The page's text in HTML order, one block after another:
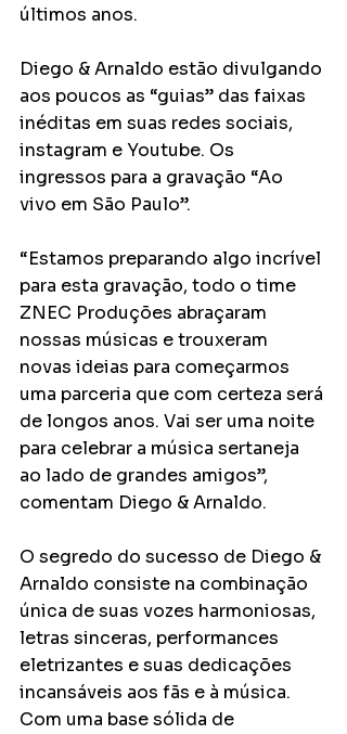
últimos anos.
Diego & Arnaldo estão divulgando
aos poucos as “guias” das faixas
inéditas em suas redes sociais,
instagram e Youtube. Os
ingressos para a gravação “Ao
vivo em São Paulo”.
“Estamos preparando algo incrível
para esta gravação, todo o time
ZNEC Produções abraçaram
nossas músicas e trouxeram
novas ideias para começarmos
uma parceria que com certeza será
de longos anos. Vai ser uma noite
para celebrar a música sertaneja
ao lado de grandes amigos”,
comentam Diego & Arnaldo.
O segredo do sucesso de Diego &
Arnaldo consiste na combinação
única de suas vozes harmoniosas,
letras sinceras, performances
eletrizantes e suas dedicações
incansáveis aos fãs e à música.
Com uma base sólida de